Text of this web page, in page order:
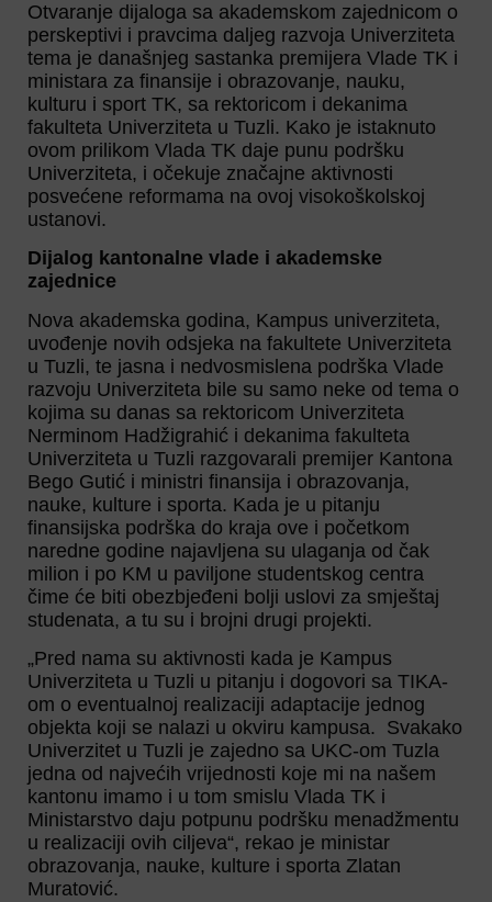
Otvaranje dijaloga sa akademskom zajednicom o
perskeptivi i pravcima daljeg razvoja Univerziteta
tema je današnjeg sastanka premijera Vlade TK i
ministara za finansije i obrazovanje, nauku,
kulturu i sport TK, sa rektoricom i dekanima
fakulteta Univerziteta u Tuzli. Kako je istaknuto
ovom prilikom Vlada TK daje punu podršku
Univerziteta, i očekuje značajne aktivnosti
posvećene reformama na ovoj visokoškolskoj
ustanovi.
Dijalog kantonalne vlade i akademske
zajednice
Nova akademska godina, Kampus univerziteta,
uvođenje novih odsjeka na fakultete Univerziteta
u Tuzli, te jasna i nedvosmislena podrška Vlade
razvoju Univerziteta bile su samo neke od tema o
kojima su danas sa rektoricom Univerziteta
Nerminom Hadžigrahić i dekanima fakulteta
Univerziteta u Tuzli razgovarali premijer Kantona
Bego Gutić i ministri finansija i obrazovanja,
nauke, kulture i sporta. Kada je u pitanju
finansijska podrška do kraja ove i početkom
naredne godine najavljena su ulaganja od čak
milion i po KM u paviljone studentskog centra
čime će biti obezbjeđeni bolji uslovi za smještaj
studenata, a tu su i brojni drugi projekti.
„Pred nama su aktivnosti kada je Kampus
Univerziteta u Tuzli u pitanju i dogovori sa TIKA-
om o eventualnoj realizaciji adaptacije jednog
objekta koji se nalazi u okviru kampusa. Svakako
Univerzitet u Tuzli je zajedno sa UKC-om Tuzla
jedna od najvećih vrijednosti koje mi na našem
kantonu imamo i u tom smislu Vlada TK i
Ministarstvo daju potpunu podršku menadžmentu
u realizaciji ovih ciljeva“, rekao je ministar
obrazovanja, nauke, kulture i sporta Zlatan
Muratović.